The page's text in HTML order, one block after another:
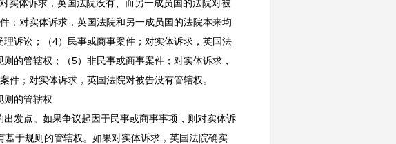
实体诉求，英国法院没有、而另一成员国的法院对被
；对实体诉求，英国法院和另一成员国的法院本来均
诉讼；（4）民事或商事案件；对实体诉求，英国法
的管辖权；（5）非民事或商事案件；对实体诉求，
件；对实体诉求，英国法院对被告没有管辖权。
则的管辖权
点。如果争议起因于民事或商事事项，则对实体诉
于规则的管辖权。如果对实体诉求，英国法院确实